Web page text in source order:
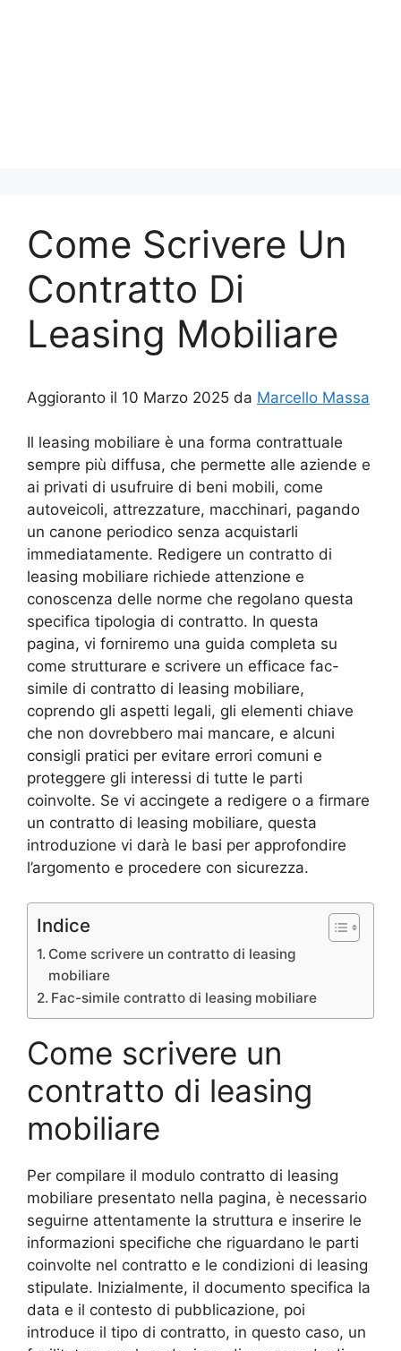
Come Scrivere Un
Contratto Di
Leasing Mobiliare
Aggioranto il 10 Marzo 2025 da Marcello Massa
Il leasing mobiliare è una forma contrattuale
sempre più diffusa, che permette alle aziende e
ai privati di usufruire di beni mobili, come
autoveicoli, attrezzature, macchinari, pagando
un canone periodico senza acquistarli
immediatamente. Redigere un contratto di
leasing mobiliare richiede attenzione e
conoscenza delle norme che regolano questa
specifica tipologia di contratto. In questa
pagina, vi forniremo una guida completa su
come strutturare e scrivere un efficace fac-
simile di contratto di leasing mobiliare,
coprendo gli aspetti legali, gli elementi chiave
che non dovrebbero mai mancare, e alcuni
consigli pratici per evitare errori comuni e
proteggere gli interessi di tutte le parti
coinvolte. Se vi accingete a redigere o a firmare
un contratto di leasing mobiliare, questa
introduzione vi darà le basi per approfondire
l’argomento e procedere con sicurezza.
Indice
Come scrivere un contratto di leasing
mobiliare
Fac-simile contratto di leasing mobiliare
Come scrivere un
contratto di leasing
mobiliare
Per compilare il modulo contratto di leasing
mobiliare presentato nella pagina, è necessario
seguirne attentamente la struttura e inserire le
informazioni specifiche che riguardano le parti
coinvolte nel contratto e le condizioni di leasing
stipulate. Inizialmente, il documento specifica la
data e il contesto di pubblicazione, poi
introduce il tipo di contratto, in questo caso, un